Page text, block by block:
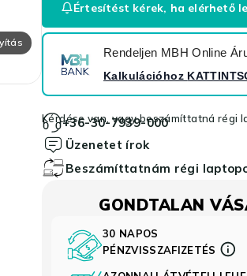
Értesítést kérek, ha elérhető
Rendeljen MBH Online
Kalkulációhoz
Kérdése van, vagy beszámíttatná régi
+36-30-7939-000
Üzenetet írok
Beszámíttatnám régi
GONDTALAN
30 NAPOS
PÉNZVISSZAFIZETÉS